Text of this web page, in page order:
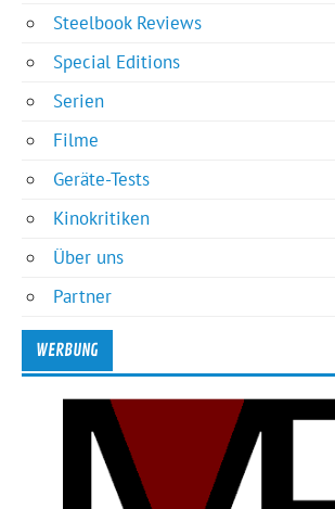
Steelbook Reviews
Special Editions
Serien
Filme
Geräte-Tests
Kinokritiken
Über uns
Partner
WERBUNG